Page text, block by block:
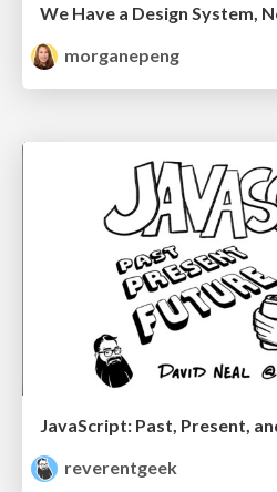
We Have a Design System,
morganepeng
reverentgeek